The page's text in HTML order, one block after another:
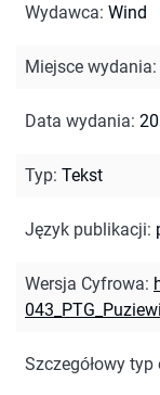
Wydawca: Wind
Miejsce wydania:
Data wydania:
Typ: Tekst
Język publikacji:
Wersja Cyfrowa:
Szczegółowy typ